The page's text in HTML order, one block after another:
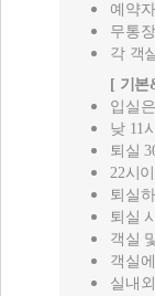
예약
무통
각 객
[ 기본
입실
낮 11
퇴실
22시
퇴실
퇴실
객실
객실
실내